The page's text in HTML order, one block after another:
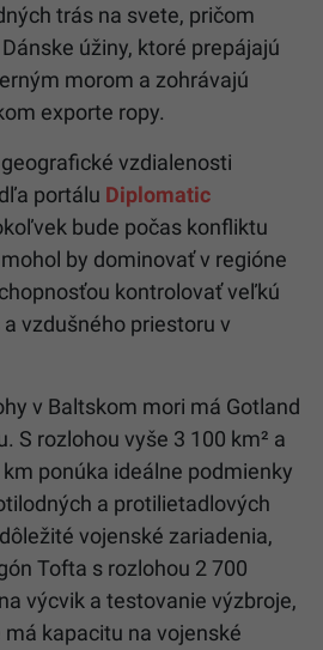
trás na svete, pričom
úžiny, ktoré prepájajú
morom a zohrávajú
exporte ropy.
vzdialenosti
portálu Diplomatic
bude počas konfliktu
by dominovať v regióne
kontrolovať veľkú
vzdušného priestoru v
v Baltskom mori má Gotland
S rozlohou vyše 3 100 km² a
ponúka ideálne podmienky
a protilietadlových
vojenské zariadenia,
Tofta s rozlohou 2 700
výcvik a testovanie výzbroje,
kapacitu na vojenské